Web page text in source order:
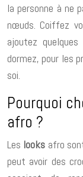
la personne à ne
nœuds. Coiffez
ajoutez quelques
dormez, pour les
soi.
Pourquoi
afro ?
Les looks afro
peut avoir des